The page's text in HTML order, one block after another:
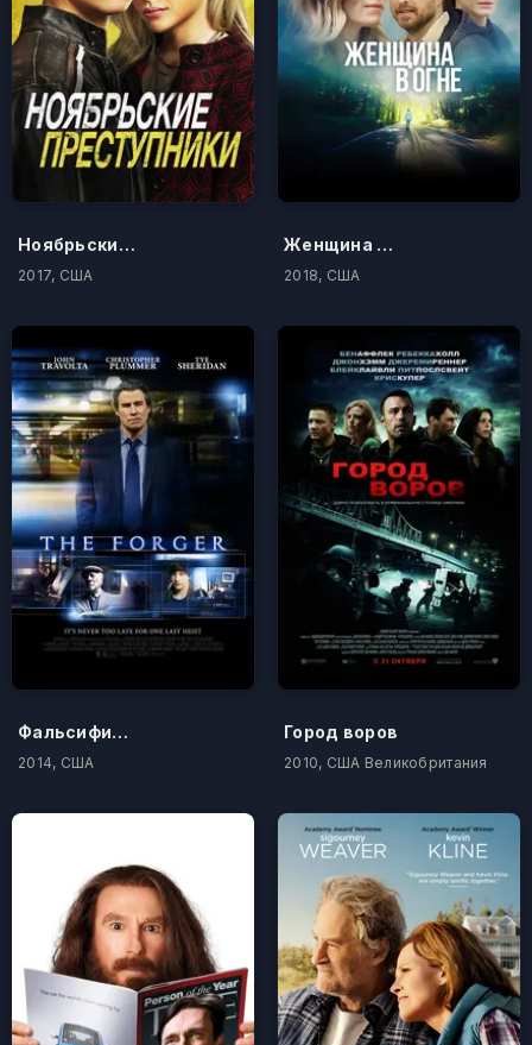
Ноябрьские преступники
2017, США
Женщина в огне
2018, США
Фальсификатор
2014, США
Город воров
2010, США Великобритания